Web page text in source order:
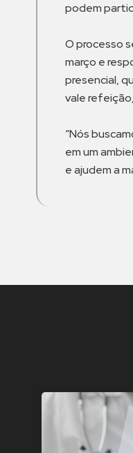
podem
O processo
março e
presencial,
vale
“Nós
em um
e ajudem a